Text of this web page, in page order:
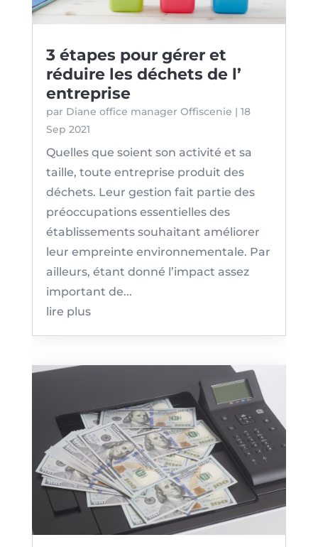
3 étapes pour gérer et
réduire les déchets de l’
entreprise
par Diane office manager Offiscenie | 18
Sep 2021
Quelles que soient son activité et sa
taille, toute entreprise produit des
déchets. Leur gestion fait partie des
préoccupations essentielles des
établissements souhaitant améliorer
leur empreinte environnementale. Par
ailleurs, étant donné l’impact assez
important de...
lire plus